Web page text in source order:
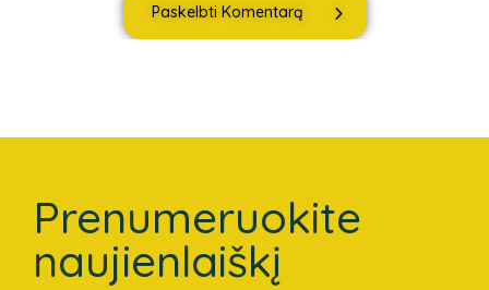
Paskelbti Komentarą
Prenumeruokite
naujienlaiškį